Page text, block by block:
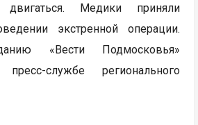
двигаться. Медики приняли
экстренной операции.
«Вести Подмосковья»
службе регионального